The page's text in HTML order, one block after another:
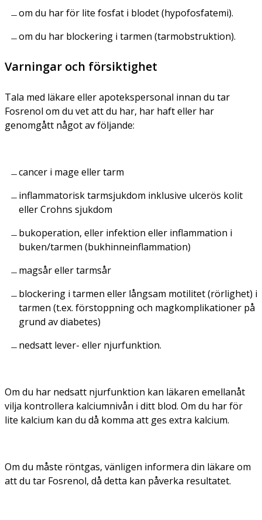
om du har för lite fosfat i blodet (hypofosfatemi).
om du har blockering i tarmen (tarmobstruktion).
Varningar och försiktighet
Tala med läkare eller apotekspersonal innan du tar
Fosrenol om du vet att du har, har haft eller har
genomgått något av följande:
cancer i mage eller tarm
inflammatorisk tarmsjukdom inklusive ulcerös kolit
eller Crohns sjukdom
bukoperation, eller infektion eller inflammation i
buken/tarmen (bukhinneinflammation)
magsår eller tarmsår
blockering i tarmen eller långsam motilitet (rörlighet) i
tarmen (t.ex. förstoppning och magkomplikationer på
grund av diabetes)
nedsatt lever- eller njurfunktion.
Om du har nedsatt njurfunktion kan läkaren emellanåt
vilja kontrollera kalciumnivån i ditt blod. Om du har för
lite kalcium kan du då komma att ges extra kalcium.
Om du måste röntgas, vänligen informera din läkare om
att du tar Fosrenol, då detta kan påverka resultatet.